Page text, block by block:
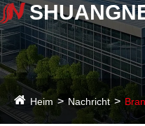
Heim Nachricht